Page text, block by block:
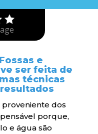
e
ser feita de
técnicas
dos
porque,
e água são